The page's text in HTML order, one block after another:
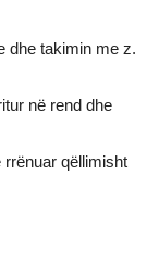
dhe takimin me z.
në rend dhe
qëllimisht